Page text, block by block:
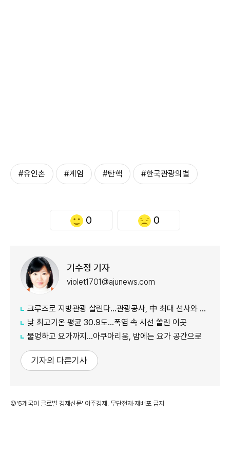
#유인촌 #계엄 #탄핵 #한국관광의별
0 0
기수정 기자
violet1701@ajunews.com
크루즈로 지방관광 살린다…관광공사, 中 최대 선사와 맞손
낮 최고기온 평균 30.9도…폭염 속 시선 쏠린 이곳
물멍하고 요가까지…아쿠아리움, 밤에는 요가 공간으로
기자의 다른기사
©'5개국어 글로벌 경제신문' 아주경제. 무단전재·재배포 금지